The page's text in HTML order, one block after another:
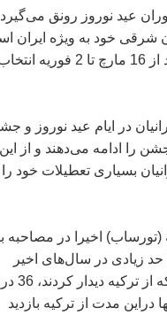
عید نوروز رونق
شرقی خود به ویژه ایران
كه عید نوروز تركیه را به عنوان بهترین مقصد گردشگری خود از 16 مارچ تا 2 فوریه
در ایام عید نوروز و
تا مدت 15 روز مراسم این جشن را ادامه می‌دهند و از
بسیاری تعطیلات خود را
اخیرا در مصاحبه
حد زیادی در سال‌های اخیر
افزایش یافته‌است. درسال 2010
از 1.8 میلیون ایرانی تنها دراین مدت از تركیه بازدید